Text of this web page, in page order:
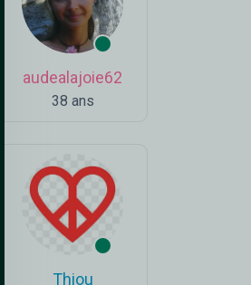
audealajoie62
38 ans
Thiou